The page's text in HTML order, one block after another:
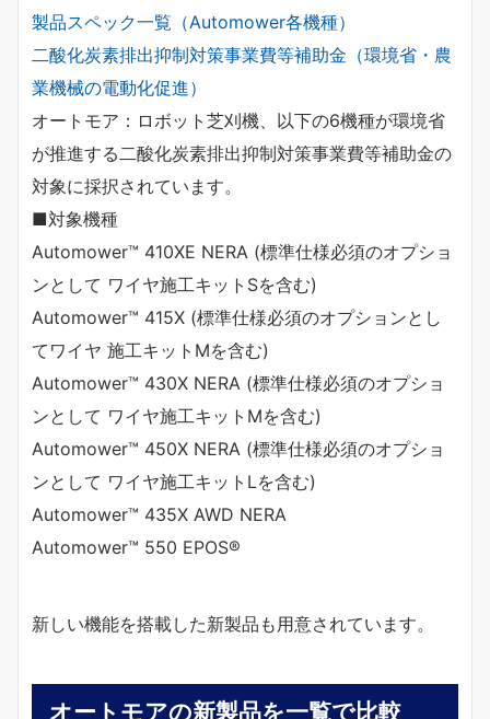
製品スペック一覧（Automower各機種）
二酸化炭素排出抑制対策事業費等補助金（環境省・農
業機械の電動化促進）
オートモア：ロボット芝刈機、以下の6機種が環境省
が推進する二酸化炭素排出抑制対策事業費等補助金の
対象に採択されています。
■対象機種
Automower™ 410XE NERA (標準仕様必須のオプショ
ンとして ワイヤ施工キットSを含む)
Automower™ 415X (標準仕様必須のオプションとし
てワイヤ 施工キットMを含む)
Automower™ 430X NERA (標準仕様必須のオプショ
ンとして ワイヤ施工キットMを含む)
Automower™ 450X NERA (標準仕様必須のオプショ
ンとして ワイヤ施工キットLを含む)
Automower™ 435X AWD NERA
Automower™ 550 EPOS®
新しい機能を搭載した新製品も用意されています。
オートモアの新製品を一覧で比較